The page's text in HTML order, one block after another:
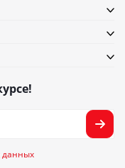
данных